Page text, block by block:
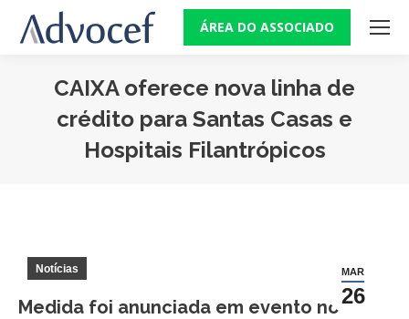
ÁREA DO ASSOCIADO
CAIXA oferece nova linha de
crédito para Santas Casas e
Hospitais Filantrópicos
MAR
26
Notícias
Medida foi anunciada em evento no